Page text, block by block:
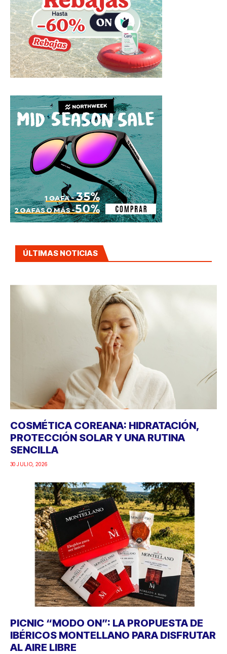
ÚLTIMAS NOTICIAS
COSMÉTICA COREANA: HIDRATACIÓN,
PROTECCIÓN SOLAR Y UNA RUTINA
SENCILLA
30 JULIO, 2026
PICNIC “MODO ON”: LA PROPUESTA DE
IBÉRICOS MONTELLANO PARA DISFRUTAR
AL AIRE LIBRE